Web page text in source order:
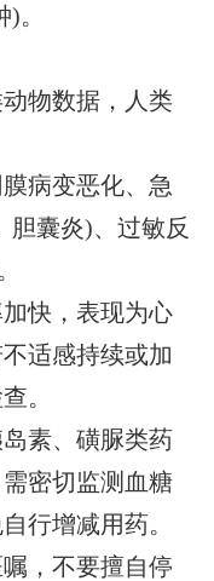
。
物数据，人类
病变恶化、急
胆囊炎)、过敏反
快，表现为心
适感持续或加
。
素、磺脲类药
密切监测血糖
行增减用药。
，不要擅自停